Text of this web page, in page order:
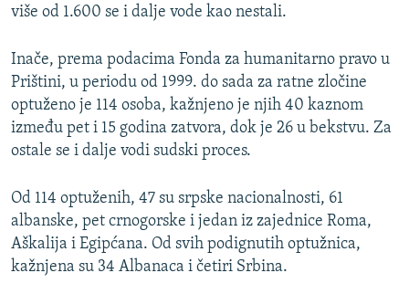
više od 1.600 se i dalje vode kao nestali.
Inače, prema podacima Fonda za humanitarno pravo u
Prištini, u periodu od 1999. do sada za ratne zločine
optuženo je 114 osoba, kažnjeno je njih 40 kaznom
između pet i 15 godina zatvora, dok je 26 u bekstvu. Za
ostale se i dalje vodi sudski proces.
Od 114 optuženih, 47 su srpske nacionalnosti, 61
albanske, pet crnogorske i jedan iz zajednice Roma,
Aškalija i Egipćana. Od svih podignutih optužnica,
kažnjena su 34 Albanaca i četiri Srbina.